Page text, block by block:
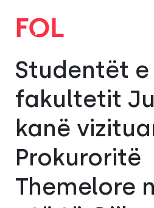
Studentët e
fakultetit
kanë
Prokuroritë
Themelore